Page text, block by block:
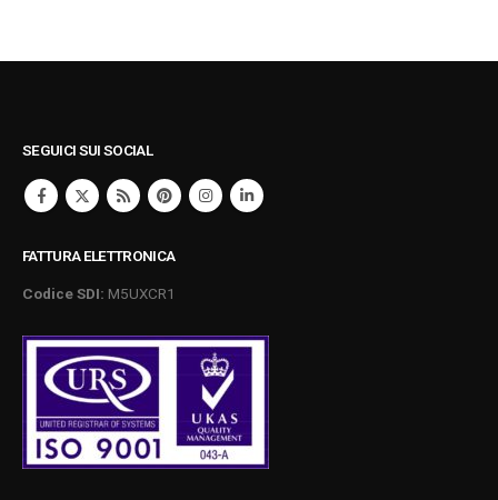
SEGUICI SUI SOCIAL
FATTURA ELETTRONICA
Codice SDI: M5UXCR1